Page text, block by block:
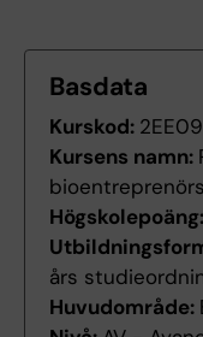
Basdata
Kurskod:
Kursens namn:
Högskolepoäng:
års
Huvudområde: